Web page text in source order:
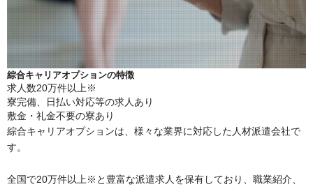
綜合キャリアオプションの特徴
求人数20万件以上※
寮完備、日払い対応等の求人あり
敷金・礼金不要の寮あり
綜合キャリアオプションは、様々な業界に対応した人材派遣会社で
す。
全国で20万件以上※と豊富な派遣求人を保有しており、職業紹介、